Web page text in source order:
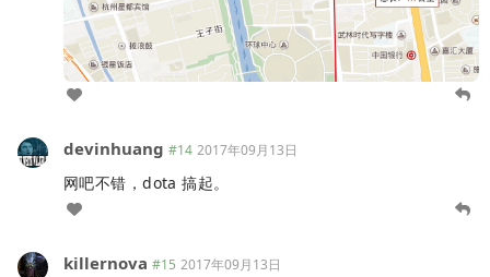
devinhuang #14 2017年09月13日
网吧不错，dota 搞起。
killernova #15 2017年09月13日